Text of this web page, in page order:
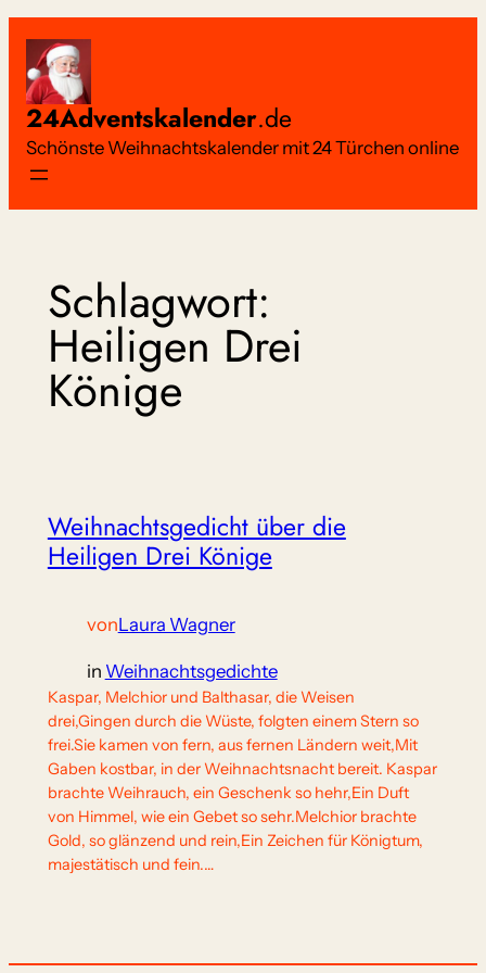
Inhalt
springen
24Adventskalender.de
Schönste Weihnachtskalender mit 24 Türchen online
Schlagwort:
Heiligen Drei
Könige
Weihnachtsgedicht über die
Heiligen Drei Könige
vonLaura Wagner
in Weihnachtsgedichte
Kaspar, Melchior und Balthasar, die Weisen
drei,Gingen durch die Wüste, folgten einem Stern so
frei.Sie kamen von fern, aus fernen Ländern weit,Mit
Gaben kostbar, in der Weihnachtsnacht bereit. Kaspar
brachte Weihrauch, ein Geschenk so hehr,Ein Duft
von Himmel, wie ein Gebet so sehr.Melchior brachte
Gold, so glänzend und rein,Ein Zeichen für Königtum,
majestätisch und fein.…